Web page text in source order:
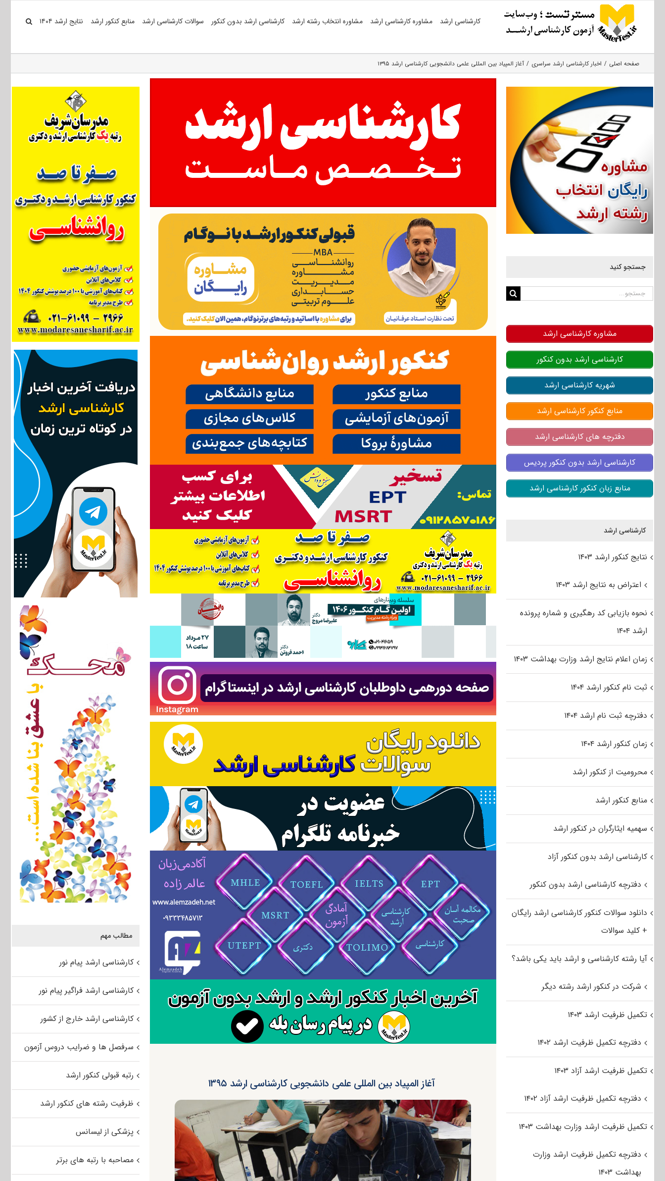
کارشناسی ارشد مشاوره کارشناسی ارشد مشاوره انتخاب رشته ارشد کارشناسی ارشد بدون کنکور سوالات کارشناسی ارشد منابع کنکور ارشد نتایج ارشد ۱۴۰۴
صفحه اصلی اخبار کارشناسی ارشد سراسری آغاز المپیاد بین المللی علمی دانشجویی کارشناسی ارشد ۱۳۹۵
آغاز المپیاد بین المللی علمی دانشجویی کارشناسی ارشد ۱۳۹۵
مطالب مهم
کارشناسی ارشد پیام نور
کارشناسی ارشد فراگیر پیام نور
کارشناسی ارشد خارج از کشور
سرفصل ها و ضرایب دروس آزمون
رتبه قبولی کنکور ارشد
ظرفیت رشته های کنکور ارشد
پزشکی از لیسانس
مصاحبه با رتبه های برتر
جستجو کنید
جستجو
مشاوره کارشناسی ارشد
کارشناسی ارشد بدون کنکور
شهریه کارشناسی ارشد
منابع کنکور کارشناسی ارشد
دفترچه های کارشناسی ارشد
کارشناسی ارشد بدون کنکور پردیس
منابع زبان کنکور کارشناسی ارشد
کارشناسی ارشد
نتایج کنکور ارشد ۱۴۰۳
اعتراض به نتایج ارشد ۱۴۰۳
نحوه بازیابی کد رهگیری و شماره پرونده
ارشد ۱۴۰۴
زمان اعلام نتایج ارشد وزارت بهداشت ۱۴۰۳
ثبت نام کنکور ارشد ۱۴۰۴
دفترچه ثبت نام ارشد ۱۴۰۴
زمان کنکور ارشد ۱۴۰۴
محرومیت از کنکور ارشد
منابع کنکور ارشد
سهمیه ایثارگران در کنکور ارشد
کارشناسی ارشد بدون کنکور آزاد
دفترچه کارشناسی ارشد بدون کنکور
دانلود سوالات کنکور کارشناسی ارشد رایگان
+ کلید سوالات
آیا رشته کارشناسی و ارشد باید یکی باشد؟
شرکت در کنکور ارشد رشته دیگر
تکمیل ظرفیت ارشد ۱۴۰۳
دفترچه تکمیل ظرفیت ارشد ۱۴۰۲
تکمیل ظرفیت ارشد آزاد ۱۴۰۳
دفترچه تکمیل ظرفیت ارشد آزاد ۱۴۰۲
تکمیل ظرفیت ارشد وزارت بهداشت ۱۴۰۳
دفترچه تکمیل ظرفیت ارشد وزارت
بهداشت ۱۴۰۳